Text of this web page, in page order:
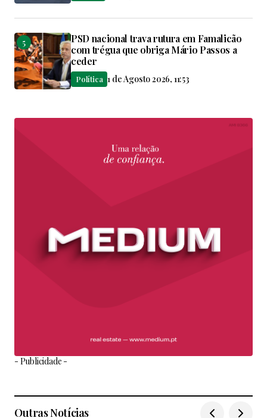
PSD nacional trava rutura em Famalicão
com trégua que obriga Mário Passos a
ceder
Política 1 de Agosto 2026, 11:53
- Publicidade -
Outras Notícias